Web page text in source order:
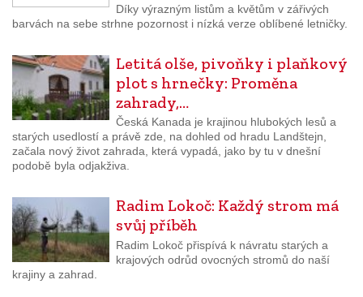
Díky výrazným listům a květům v zářivých
barvách na sebe strhne pozornost i nízká verze oblíbené letničky.
Letitá olše, pivoňky i plaňkový
plot s hrnečky: Proměna
zahrady,…
Česká Kanada je krajinou hlubokých lesů a
starých usedlostí a právě zde, na dohled od hradu Landštejn,
začala nový život zahrada, která vypadá, jako by tu v dnešní
podobě byla odjakživa.
Radim Lokoč: Každý strom má
svůj příběh
Radim Lokoč přispívá k návratu starých a
krajových odrůd ovocných stromů do naší
krajiny a zahrad.